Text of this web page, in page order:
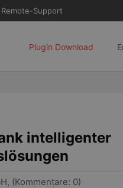
Remote-Support
Plugin Download
intelligenter
(Kommentare: 0)